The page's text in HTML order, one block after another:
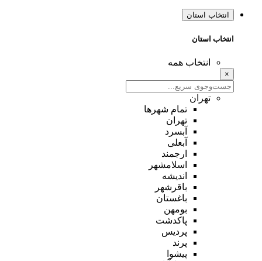
انتخاب استان
انتخاب استان
انتخاب همه
×
تهران
تمام شهر‌ها
تهران
آبسرد
آبعلی
ارجمند
اسلامشهر
اندیشه
باقرشهر
باغستان
بومهن
پاکدشت
پردیس
پرند
پیشوا